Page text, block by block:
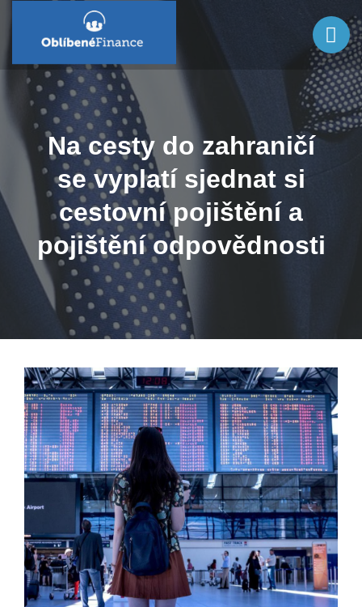
Na cesty do zahraničí
se vyplatí sjednat si
cestovní pojištění a
pojištění odpovědnosti